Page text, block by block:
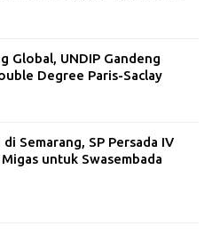
Global, UNDIP Gandeng
Degree Paris-Saclay
Semarang, SP Persada IV
untuk Swasembada